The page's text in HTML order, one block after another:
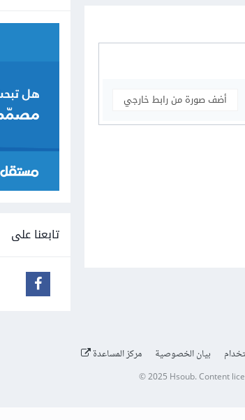
أضف صورة من رابط خارجي
تابعنا على
بيان الخصوصية مركز المساعدة
© 2025 Hsoub.Content